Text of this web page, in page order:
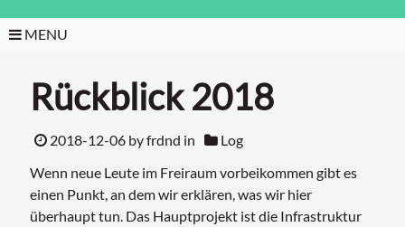
MENU
Rückblick 2018
2018-12-06 by frdnd in
Log
Wenn neue Leute im Freiraum vorbeikommen gibt es
einen Punkt, an dem wir erklären, was wir hier
überhaupt tun. Das Hauptprojekt ist die Infrastruktur